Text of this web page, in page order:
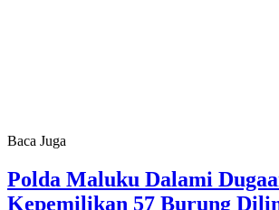
Baca Juga
Polda Maluku Dalami
Kepemilikan 57 Burung